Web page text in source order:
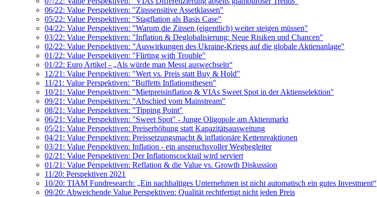
06/22: Value Perspektiven: "Zinssensitive Assetklassen"
05/22: Value Perspektiven: "Stagflation als Basis Case"
04/22: Value Perspektiven: "Warum die Zinsen (eigentlich) weiter steigen müssen"
03/22: Value Perspektiven: "Inflation & Deglobalisierung: Neue Risiken und Chancen"
02/22: Value Perspektiven: "Auswirkungen des Ukraine-Kriegs auf die globale Aktienanlage"
01/22: Value Perspektiven: "Flirting with Trouble"
01/22: Euro Artikel - „Als würde man Messi auswechseln“
12/21: Value Perspektiven: "Wert vs. Preis statt Buy & Hold"
11/21: Value Perspektiven: "Buffetts Inflationsthesen"
10/21: Value Perspektiven: "Mietpreisinflation & VIAs Sweet Spot in der Aktienselektion"
09/21: Value Perspektiven: "Abschied vom Mainstream"
08/21: Value Perspektiven: "Tipping Point"
06/21: Value Perspektiven: "Sweet Spot" - Junge Oligopole am Aktienmarkt
05/21: Value Perspektiven: Preiserhöhung statt Kapazitätsausweitung
04/21: Value Perspektiven: Preissetzungsmacht & inflationäre Kettenreaktionen
03/21: Value Perspektiven: Inflation - ein anspruchsvoller Wegbegleiter
02/21: Value Perspektiven: Der Inflationscocktail wird serviert
01/21: Value Perspektiven: Reflation & die Value vs. Growth Diskussion
11/20: Perspektiven 2021
10/20: TIAM Fundresearch: „Ein nachhaltiges Unternehmen ist nicht automatisch ein gutes Investment“
09/20: Abweichende Value Perspektiven: Qualität rechtfertigt nicht jeden Preis